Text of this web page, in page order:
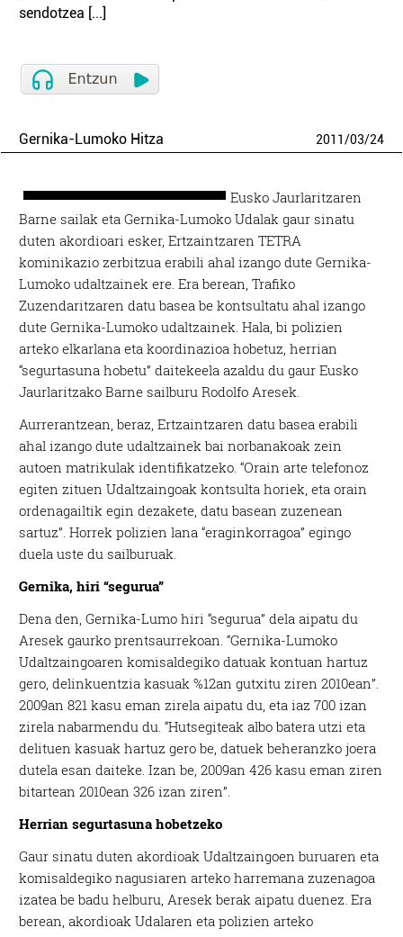
sendotzea [...]
Gernika-Lumoko Hitza 2011/03/24
Eusko Jaurlaritzaren
Barne sailak eta Gernika-Lumoko Udalak gaur sinatu
duten akordioari esker, Ertzaintzaren TETRA
kominikazio zerbitzua erabili ahal izango dute Gernika-
Lumoko udaltzainek ere. Era berean, Trafiko
Zuzendaritzaren datu basea be kontsultatu ahal izango
dute Gernika-Lumoko udaltzainek. Hala, bi polizien
arteko elkarlana eta koordinazioa hobetuz, herrian
“segurtasuna hobetu” daitekeela azaldu du gaur Eusko
Jaurlaritzako Barne sailburu Rodolfo Aresek.
Aurrerantzean, beraz, Ertzaintzaren datu basea erabili
ahal izango dute udaltzainek bai norbanakoak zein
autoen matrikulak identifikatzeko. “Orain arte telefonoz
egiten zituen Udaltzaingoak kontsulta horiek, eta orain
ordenagailtik egin dezakete, datu basean zuzenean
sartuz”. Horrek polizien lana “eraginkorragoa” egingo
duela uste du sailburuak.
Gernika, hiri “segurua”
Dena den, Gernika-Lumo hiri “segurua” dela aipatu du
Aresek gaurko prentsaurrekoan. “Gernika-Lumoko
Udaltzaingoaren komisaldegiko datuak kontuan hartuz
gero, delinkuentzia kasuak %12an gutxitu ziren 2010ean”.
2009an 821 kasu eman zirela aipatu du, eta iaz 700 izan
zirela nabarmendu du. “Hutsegiteak albo batera utzi eta
delituen kasuak hartuz gero be, datuek beheranzko joera
dutela esan daiteke. Izan be, 2009an 426 kasu eman ziren
bitartean 2010ean 326 izan ziren”.
Herrian segurtasuna hobetzeko
Gaur sinatu duten akordioak Udaltzaingoen buruaren eta
komisaldegiko nagusiaren arteko harremana zuzenagoa
izatea be badu helburu, Aresek berak aipatu duenez. Era
berean, akordioak Udalaren eta polizien arteko